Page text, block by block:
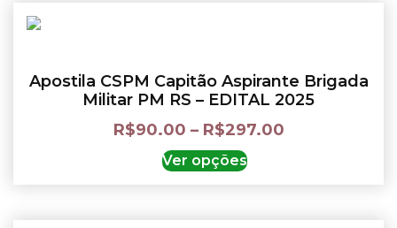
Apostila CSPM Capitão Aspirante Brigada
Militar PM RS – EDITAL 2025
R$90.00 – R$297.00
Ver opções